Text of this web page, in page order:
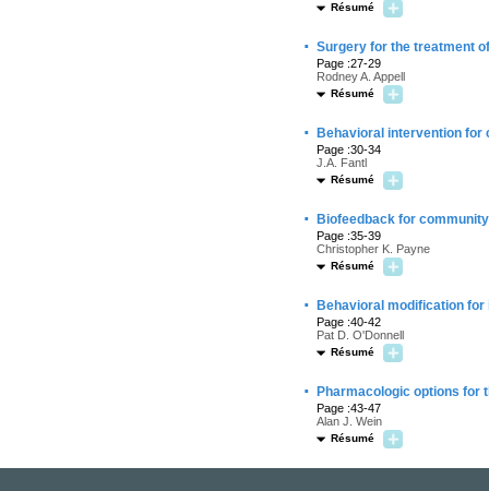
Résumé
· Surgery for the treatment
Page :27-29
Rodney A. Appell
Résumé
· Behavioral intervention for
Page :30-34
J.A. Fantl
Résumé
· Biofeedback for
Page :35-39
Christopher K. Payne
Résumé
· Behavioral modification
Page :40-42
Pat D. O'Donnell
Résumé
· Pharmacologic options for
Page :43-47
Alan J. Wein
Résumé